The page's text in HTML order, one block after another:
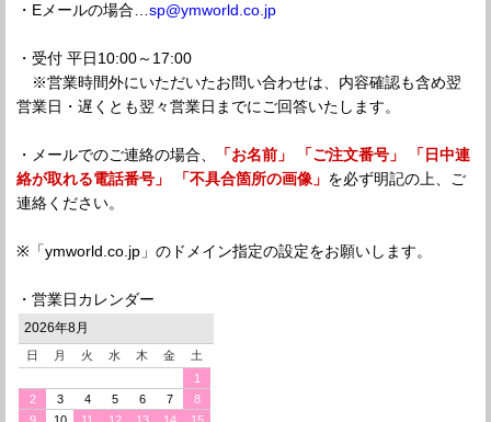
・Eメールの場合… sp@ymworld.co.jp
・受付 平日10:00～17:00
※営業時間外にいただいたお問い合わせは、内容確認も含め翌
営業日・遅くとも翌々営業日までにご回答いたします。
・メールでのご連絡の場合、
「お名前」 「ご注文番号」 「日中連
絡が取れる電話番号」 「不具合箇所の画像」 を必ず明記の上、ご
連絡ください。
※「ymworld.co.jp」のドメイン指定の設定をお願いします。
・営業日カレンダー